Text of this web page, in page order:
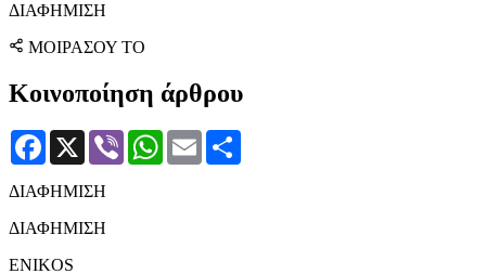
ΔΙΑΦΗΜΙΣΗ
ΜΟΙΡΑΣΟΥ ΤΟ
Κοινοποίηση άρθρου
Facebook
X Viber WhatsApp
Email
ΔΙΑΦΗΜΙΣΗ
ΔΙΑΦΗΜΙΣΗ
ENIKOS